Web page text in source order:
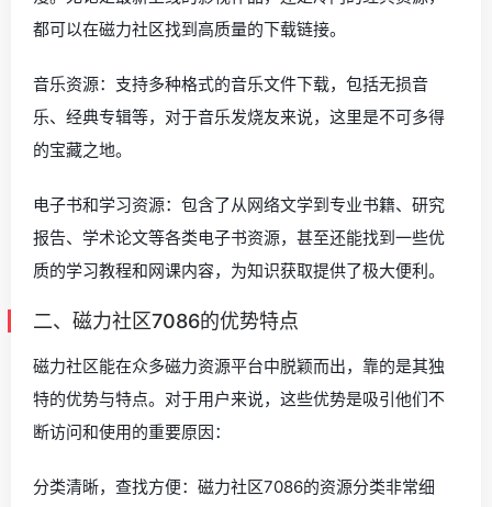
都可以在磁力社区找到高质量的下载链接。
音乐资源：支持多种格式的音乐文件下载，包括无损音
乐、经典专辑等，对于音乐发烧友来说，这里是不可多得
的宝藏之地。
电子书和学习资源：包含了从网络文学到专业书籍、研究
报告、学术论文等各类电子书资源，甚至还能找到一些优
质的学习教程和网课内容，为知识获取提供了极大便利。
二、磁力社区7086的优势特点
磁力社区能在众多磁力资源平台中脱颖而出，靠的是其独
特的优势与特点。对于用户来说，这些优势是吸引他们不
断访问和使用的重要原因：
分类清晰，查找方便：磁力社区7086的资源分类非常细